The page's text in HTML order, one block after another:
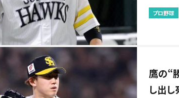
プロ野球
鷹の“
し出